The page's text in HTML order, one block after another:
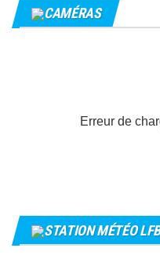
CAMÉRAS
Erreur de
STATION MÉTÉO